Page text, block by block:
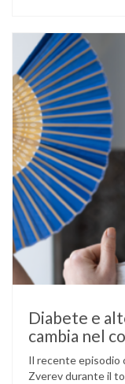
volta durante la
mantenere …
Diabete e
cambia nel
Il recente episodio
Zverev durante il